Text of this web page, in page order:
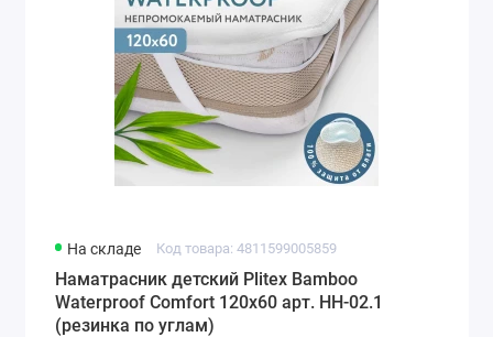
На складе Код товара: 4811599005859
Наматрасник детский Plitex Bamboo
Waterproof Comfort 120х60 арт. НН-02.1
(резинка по углам)